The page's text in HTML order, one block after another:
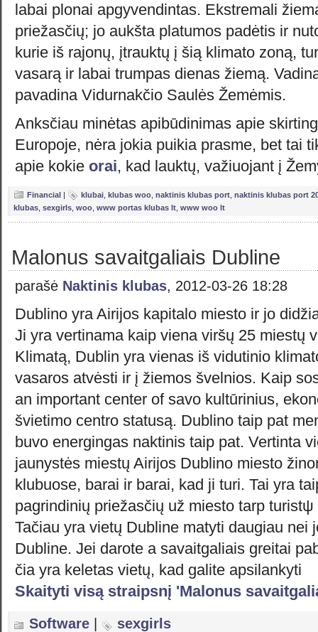
labai plonai apgyvendintas. Ekstremali
priežasčių; jo aukšta platumos padėtis ir
kurie iš rajonų, įtrauktų į šią klimato zoną,
vasarą ir labai trumpas dienas žiemą.
pavadina Vidurnakčio Saulės Žemėmis.
Anksčiau minėtas apibūdinimas apie
Europoje, nėra jokia puikia prasme, bet tai
apie kokie orai, kad lauktų, važiuojant į
Financial | klubai klubas woo naktinis klubas port naktinis klubas port
klubas sexgirls woo www portas klubas lt www woo lt
Malonus savaitgaliais Dubline
parašė Naktinis klubas, 2012-03-26 18:28
Dublino yra Airijos kapitalo miesto ir jo
Ji yra vertinama kaip viena viršų 25 miestų
Klimatą, Dublin yra vienas iš vidutinio
vasaros atvėsti ir į žiemos švelnios. Kaip
an important center of savo kultūrinius,
švietimo centro statusą. Dublino taip pat
buvo energingas naktinis taip pat. Vertinta
jaunystės miestų Airijos Dublino miesto
klubuose, barai ir barai, kad ji turi. Tai yra
pagrindinių priežasčių už miesto tarp
Tačiau yra vietų Dubline matyti daugiau nei
Dubline. Jei darote a savaitgaliais greitai
čia yra keletas vietų, kad galite apsilankyti
Skaityti visą straipsnį 'Malonus
Software sexgirls